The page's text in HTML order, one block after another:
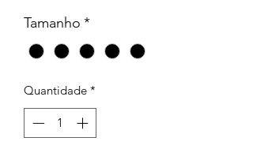
Tamanho *
Quantidade *